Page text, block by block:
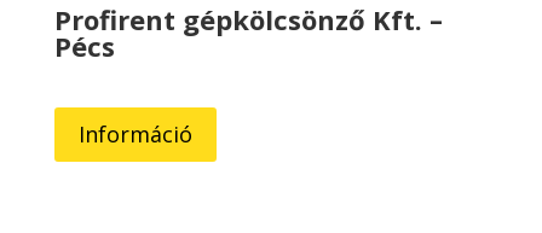
Profirent gépkölcsönző Kft. –
Pécs
Információ